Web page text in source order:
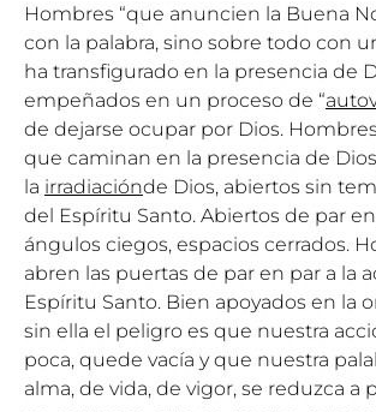
Hombres “que anuncien la Buena
con la palabra, sino sobre todo con
ha transfigurado en la presencia de
empeñados en un proceso de “
de dejarse ocupar por Dios.
que caminan en la presencia de
la irradiaciónde Dios, abiertos sin
del Espíritu Santo. Abiertos de par
ángulos ciegos, espacios cerrados.
abren las puertas de par en par a la
Espíritu Santo. Bien apoyados en la
sin ella el peligro es que nuestra
poca, quede vacía y que nuestra
alma, de vida, de vigor, se reduzca a